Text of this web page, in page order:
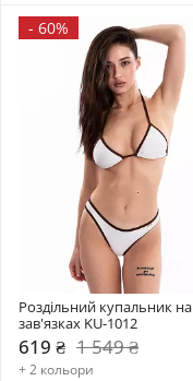
- 60%
Роздільний купальник на
зав'язках KU-1012
619 ₴ 1 549 ₴
+ 2 кольори